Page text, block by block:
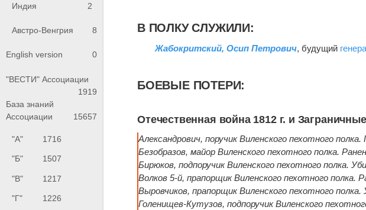
Индия
2
Австро-Венгрия 8
English version 0
"ВЕСТИ" Ассоциации
1919
База знаний
Ассоциации
15657
"А" 1716
"Б" 1507
"В" 1217
"Г" 1226
В ПОЛКУ СЛУЖИЛИ:
Жабокритский, Осип Петрович, будущий
БОЕВЫЕ ПОТЕРИ:
Отечественная война 1812 г. и
Александрович, поручик Виленского пехотного
Безобразов, майор Виленского пехотного полка.
Бирюков, подпоручик Виленского пехотного полка.
Волков 5-й, прапорщик Виленского пехотного полка.
Выровчиков, прапорщик Виленского пехотного
Голенищев-Кутузов, подпоручик Виленского